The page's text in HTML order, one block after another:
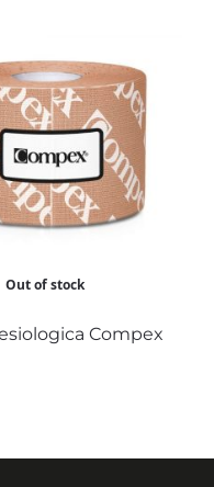
Out of stock
Compex